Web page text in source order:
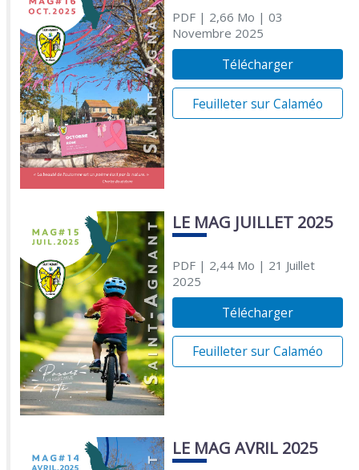
PDF| 2,66 Mo | 03
Novembre 2025
Télécharger
Feuilleter sur Calaméo
LE MAG JUILLET 2025
PDF| 2,44 Mo | 21 Juillet
2025
Télécharger
Feuilleter sur Calaméo
LE MAG AVRIL 2025